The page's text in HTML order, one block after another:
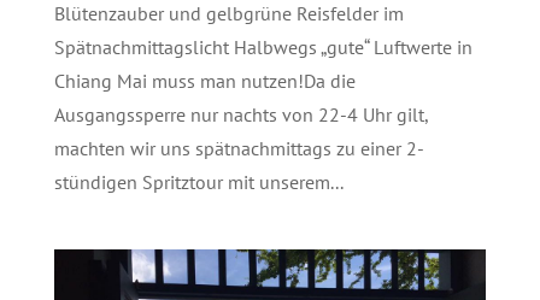
Blütenzauber und gelbgrüne Reisfelder im
Spätnachmittagslicht Halbwegs „gute“ Luftwerte in
Chiang Mai muss man nutzen!Da die
Ausgangssperre nur nachts von 22-4 Uhr gilt,
machten wir uns spätnachmittags zu einer 2-
stündigen Spritztour mit unserem...